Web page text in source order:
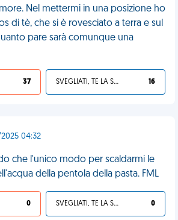
Nel mettermi in una posizione ho
di tè, che si è rovesciato a terra e sul
pare sarà comunque una
37 SVEGLIATI, TE LA SEI CERCATA! 16
04:32
che l'unico modo per scaldarmi le
della pentola della pasta. FML
0 SVEGLIATI, TE LA SEI CERCATA! 0